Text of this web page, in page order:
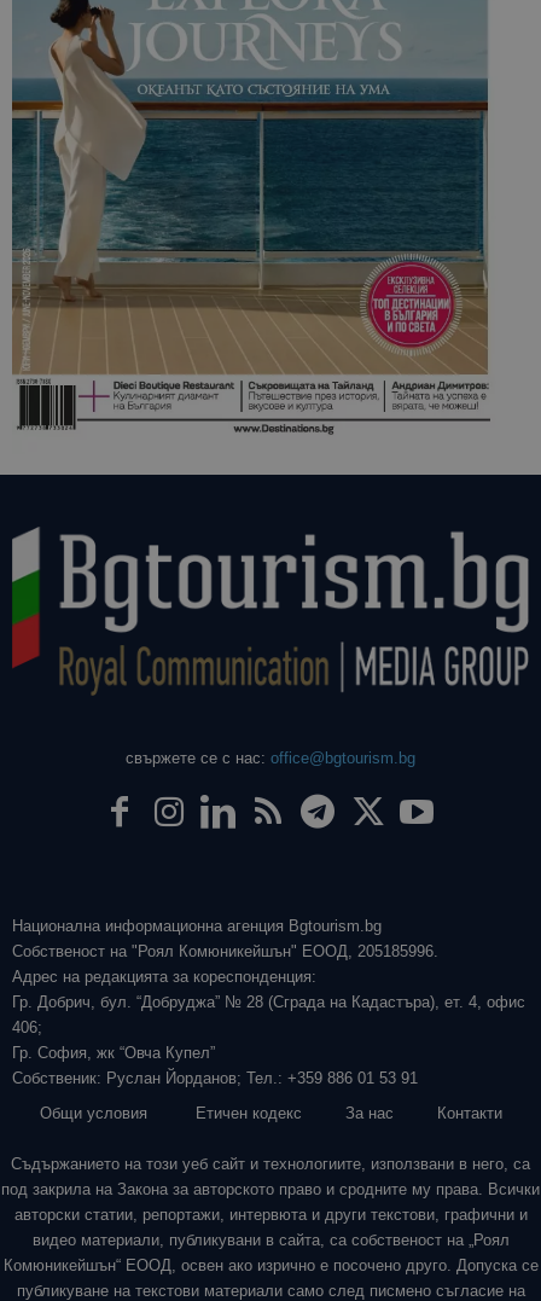
свържете се с нас: office@bgtourism.bg
Национална информационна агенция Bgtourism.bg
Собственост на "Роял Комюникейшън" ЕООД, 205185996.
Адрес на редакцията за кореспонденция:
Гр. Добрич, бул. “Добруджа” № 28 (Сграда на Кадастъра), ет. 4, офис
406;
Гр. София, жк “Овча Купел”
Собственик: Руслан Йорданов; Тел.: +359 886 01 53 91
Общи условия
Етичен кодекс За нас Контакти
Съдържанието на този уеб сайт и технологиите, използвани в него, са
под закрила на Закона за авторското право и сродните му права. Всички
авторски статии, репортажи, интервюта и други текстови, графични и
видео материали, публикувани в сайта, са собственост на „Роял
Комюникейшън“ ЕООД, освен ако изрично е посочено друго. Допуска се
публикуване на текстови материали само след писмено съгласие на